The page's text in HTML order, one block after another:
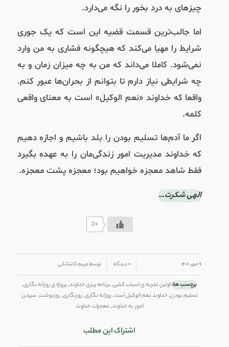
چیزهای به درد بخور را نگه می‌دارد.
اما جالب‌ترین قسمت قضیه این است که یک جوری
شرایط را مهیا می‌کند که هیچگونه فشاری به من وارد
نمی‌شود. کاملا می‌داند که من به چه میزان زمان و به
چه شرایطی نیاز دارم تا بتوانم از بحران‌ها عبور کنم.
واقعا که خداوند «نعم‌ الوکیل» است به معنای واقعی
کلمه.
اگر ما آدم‌ها تسلیم بودن را بلد باشیم و اجازه دهیم
که خداوند مدیریت امور زندگی‌مان را به عهده بگیرد
فقط شاهد معجزه خواهیم بود؛ معجزه پشت معجزه.
الهی شکرت…
+2
۹ مهر ۱۴۰۱ ۰ دیدگاه توسطمریم کاشانکی
برچسب ها:اولین تجربه ی اسباب کشی, برنامه ریزی خداوند, پروژه ی روزانه نگاری,
تسلیم بودن, خداوند نعم الوکیل است, روزانه نگاری, روزنگاری, روزنوشت, سپردن
امور به خداوند, معجزات خداوند
اشتراک این مطلب